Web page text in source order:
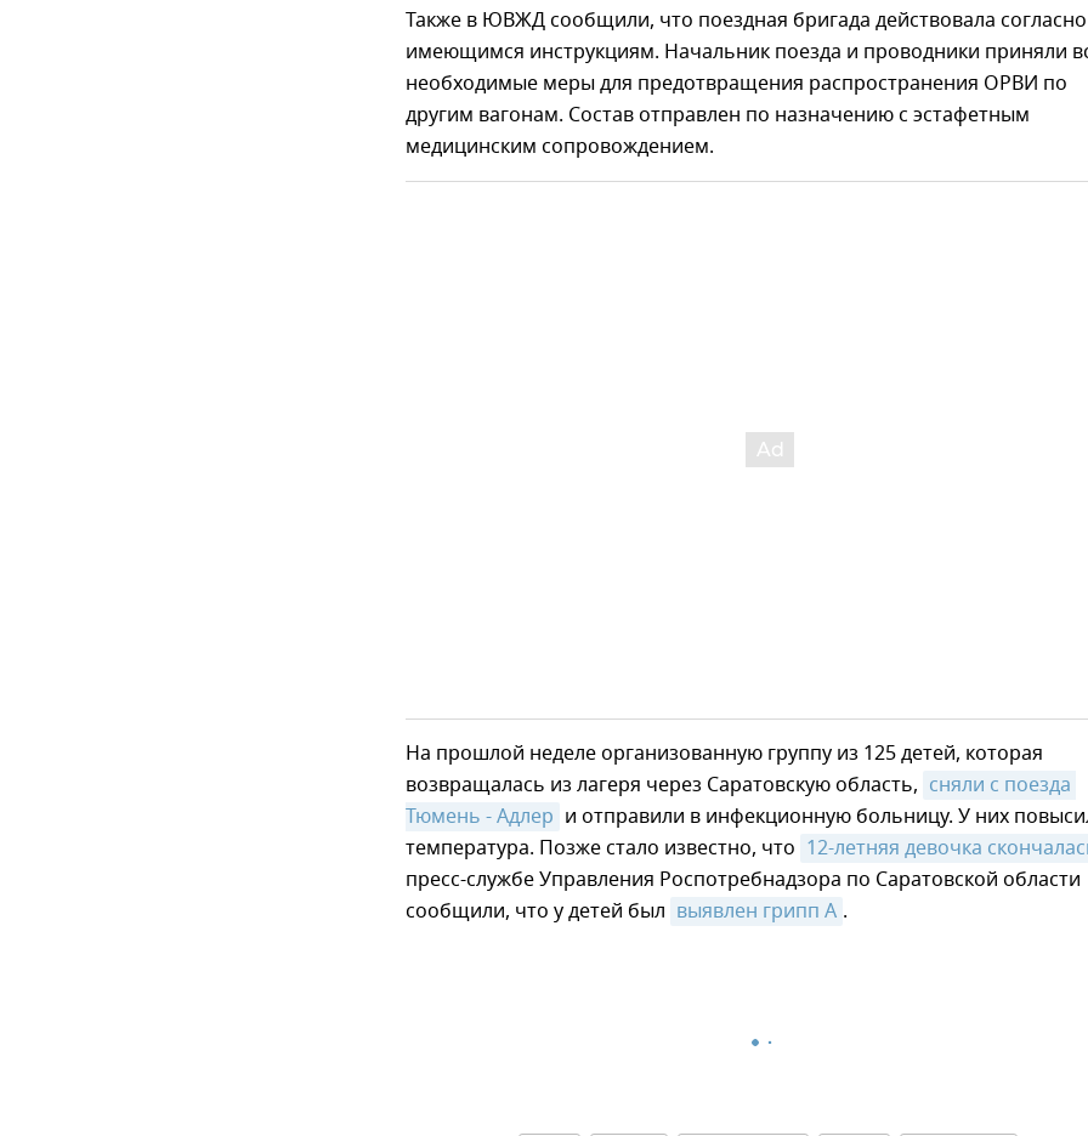
Также в ЮВЖД сообщили, что поездная бригада действовала согласно
имеющимся инструкциям. Начальник поезда и проводники приняли
необходимые меры для предотвращения распространения ОРВИ по
другим вагонам. Состав отправлен по назначению с эстафетным
медицинским сопровождением.
На прошлой неделе организованную группу из 125 детей, которая
возвращалась из лагеря через Саратовскую область, сняли с поезда
Тюмень - Адлер и отправили в инфекционную больницу. У них
температура. Позже стало известно, что 12-летняя девочка
пресс-службе Управления Роспотребнадзора по Саратовской области
сообщили, что у детей был выявлен грипп А .